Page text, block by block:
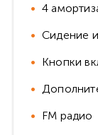
4
Сидение
Кнопки
FM радио